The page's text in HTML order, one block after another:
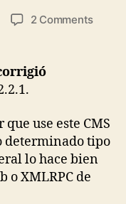
2 Commentson
use este CMS
determinado tipo
lo hace bien
o XMLRPC de